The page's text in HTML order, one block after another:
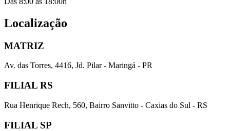
Localização
MATRIZ
Av. das Torres, 4416, Jd. Pilar - Maringá - PR
FILIAL RS
Rua Henrique Rech, 560, Bairro Sanvitto - Caxias do Sul - RS
FILIAL SP